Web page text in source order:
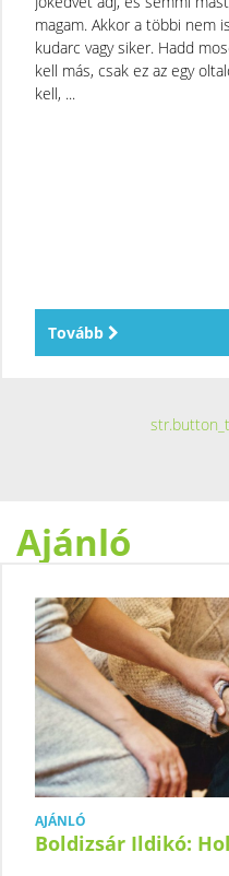
magam. Akkor a többi nem
kudarc vagy siker. Hadd
kell más, csak ez az egy
kell, ...
Tovább
Ajánló
AJÁNLÓ
Boldizsár Ildikó: